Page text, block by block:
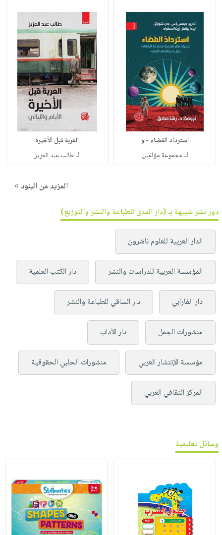
استرداد الفضاء - و
لـ مجموعة مؤلفين
العربة قبل الأخيرة
لـطالب عبد العزيز
المزيد من البنود »
دور نشر شبيهة بـ (دار المدى للطباعة والنشر والتوزيع)
الدار العربية للعلوم ناشرون
المؤسسة العربية للدراسات والنشر دار الكتب العلمية
دار الفارابي دار الساقي للطباعة والنشر
منشورات الجمل دار الآداب
مؤسسة الإنتشار العربي منشورات الحلبي الحقوقية
المركز الثقافي العربي
وسائل تعليمية